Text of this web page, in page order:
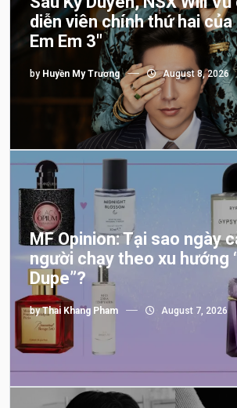
diễn viên chính thứ hai của
Em Em 3″
by Huyền My Trương August 8, 2026
MF Opinion: Tại sao ngày
người chạy theo xu hướng
Dupe”?
byThai Khang Pham August 7, 2026